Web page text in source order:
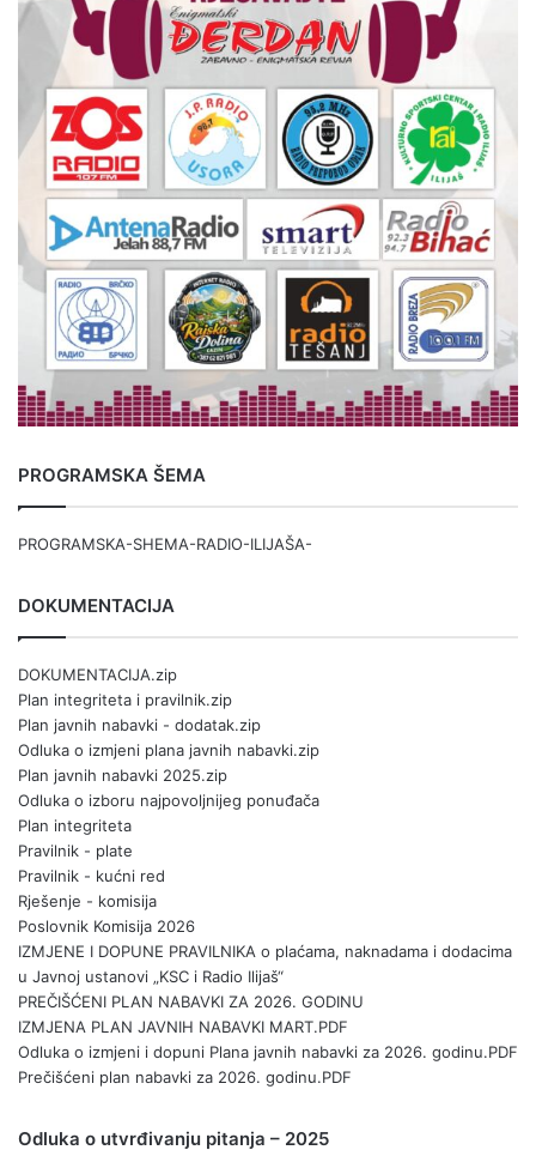
PROGRAMSKA ŠEMA
PROGRAMSKA-SHEMA-RADIO-ILIJAŠA-
DOKUMENTACIJA
DOKUMENTACIJA.zip
Plan integriteta i pravilnik.zip
Plan javnih nabavki - dodatak.zip
Odluka o izmjeni plana javnih nabavki.zip
Plan javnih nabavki 2025.zip
Odluka o izboru najpovoljnijeg ponuđača
Plan integriteta
Pravilnik - plate
Pravilnik - kućni red
Rješenje - komisija
Poslovnik Komisija 2026
IZMJENE I DOPUNE PRAVILNIKA o plaćama, naknadama i dodacima
u Javnoj ustanovi „KSC i Radio Ilijaš“
PREČIŠĆENI PLAN NABAVKI ZA 2026. GODINU
IZMJENA PLAN JAVNIH NABAVKI MART.PDF
Odluka o izmjeni i dopuni Plana javnih nabavki za 2026. godinu.PDF
Prečišćeni plan nabavki za 2026. godinu.PDF
Odluka o utvrđivanju pitanja – 2025